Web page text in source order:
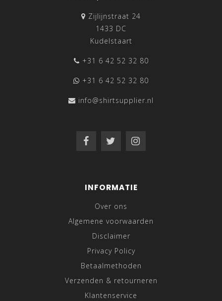
Zijlijnstraat 24
1433 DC
Kudelstaart
+31 6 42 52 32 80
+31 6 42 52 32 80
info@shirtsupplier.nl
INFORMATIE
Over ons
Algemene voorwaarden
Disclaimer
Privacy Policy
Betaalmethoden
Verzenden & retourneren
Klantenservice